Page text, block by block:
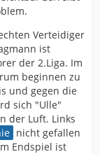
Verteidiger
ist
der 2.Liga. Im
beginnen zu
und gegen die
sich "Ulle"
der Luft. Links
nicht gefallen
Endspiel ist